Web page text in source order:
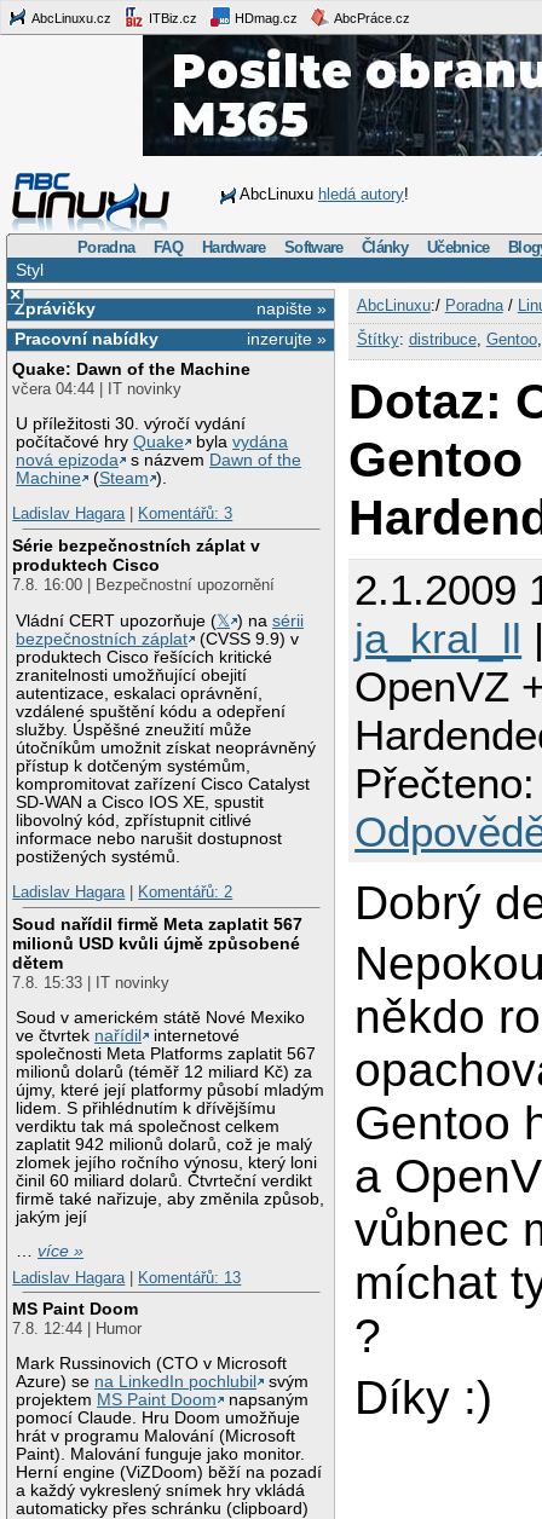
AbcLinuxu.cz ITBiz.cz HDmag.cz AbcPráce.cz
AbcLinuxu hledá autory!
Poradna FAQ Hardware Software Články Učebnice
Styl
×
napište »
Zprávičky
inzerujte »
Pracovní nabídky
Quake: Dawn of the Machine
včera 04:44 | IT novinky
U příležitosti 30. výročí vydání
počítačové hryQuake bylavydána
nová epizoda
s názvem Dawn of the
Machine
(Steam ).
Ladislav Hagara| Komentářů: 3
Série bezpečnostních záplat v
produktech Cisco
7.8. 16:00 | Bezpečnostní upozornění
Vládní CERT upozorňuje (𝕏 ) nasérii
bezpečnostních záplat
(CVSS 9.9) v
produktech Cisco řešících kritické
zranitelnosti umožňující obejití
autentizace, eskalaci oprávnění,
vzdálené spuštění kódu a odepření
služby. Úspěšné zneužití může
útočníkům umožnit získat neoprávněný
přístup k dotčeným systémům,
kompromitovat zařízení Cisco Catalyst
SD-WAN a Cisco IOS XE, spustit
libovolný kód, zpřístupnit citlivé
informace nebo narušit dostupnost
postižených systémů.
Ladislav Hagara| Komentářů: 2
Soud nařídil firmě Meta zaplatit 567
milionů USD kvůli újmě způsobené
dětem
7.8. 15:33 | IT novinky
Soud v americkém státě Nové Mexiko
ve čtvrtek nařídil
internetové
společnosti Meta Platforms zaplatit 567
milionů dolarů (téměř 12 miliard Kč) za
újmy, které její platformy působí mladým
lidem. S přihlédnutím k dřívějšímu
verdiktu tak má společnost celkem
zaplatit 942 milionů dolarů, což je malý
zlomek jejího ročního výnosu, který loni
činil 60 miliard dolarů. Čtvrteční verdikt
firmě také nařizuje, aby změnila způsob,
jakým její
…více »
Ladislav Hagara
Komentářů: 13
MS Paint Doom
7.8. 12:44 | Humor
Mark Russinovich (CTO v Microsoft
Azure) se na LinkedIn pochlubil
svým
projektem MS Paint Doom
napsaným
pomocí Claude. Hru Doom umožňuje
hrát v programu Malování (Microsoft
Paint). Malování funguje jako monitor.
Herní engine (ViZDoom) běží na pozadí
a každý vykreslený snímek hry vkládá
automaticky přes schránku (clipboard)
AbcLinuxu:/ Poradna/
Štítky: distribuce, Gentoo
Dotaz:
Gentoo
2.1.2009
ja_kral_ll
OpenVZ
Dobrý
někdo
Gentoo
a
vůbnec
míchat
?
Díky :)